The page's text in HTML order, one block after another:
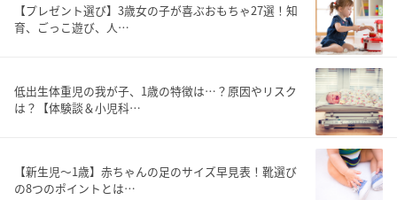
【プレゼント選び】3歳女の子が喜ぶおもちゃ27選！知
育、ごっこ遊び、人…
低出生体重児の我が子、1歳の特徴は…？原因やリスク
は？【体験談＆小児科…
【新生児〜1歳】赤ちゃんの足のサイズ早見表！靴選び
の8つのポイントとは…